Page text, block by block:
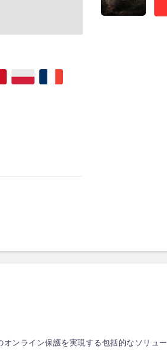
ンライン保護を実現する包括的なソリュー